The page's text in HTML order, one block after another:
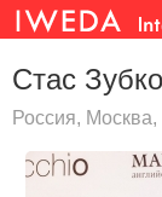
Стас
Россия,